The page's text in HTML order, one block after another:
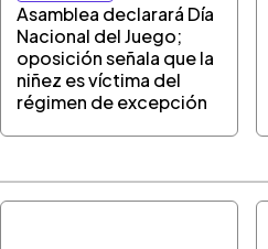
Asamblea declarará Día
Nacional del Juego;
oposición señala que la
niñez es víctima del
régimen de excepción